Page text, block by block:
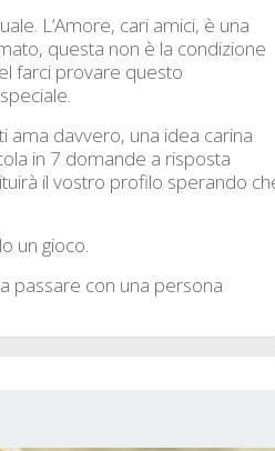
L’Amore, cari amici, è una
questa non è la condizione
farci provare questo
ama davvero, una idea carina
in 7 domande a risposta
il vostro profilo sperando
un gioco.
passare con una persona